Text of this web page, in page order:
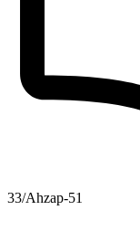
33/Ahzap-51